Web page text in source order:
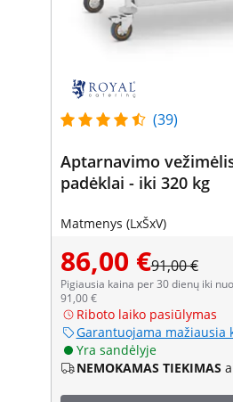
(39)
Aptarnavimo
padėklai - iki 320 kg
Matmenys (LxŠxV)
86,00 €91,00 €
Pigiausia kaina per 30 dienų iki
91,00 €
Riboto laiko pasiūlymas
Garantuojama mažiausia
Yra sandėlyje
NEMOKAMAS TIEKIMAS